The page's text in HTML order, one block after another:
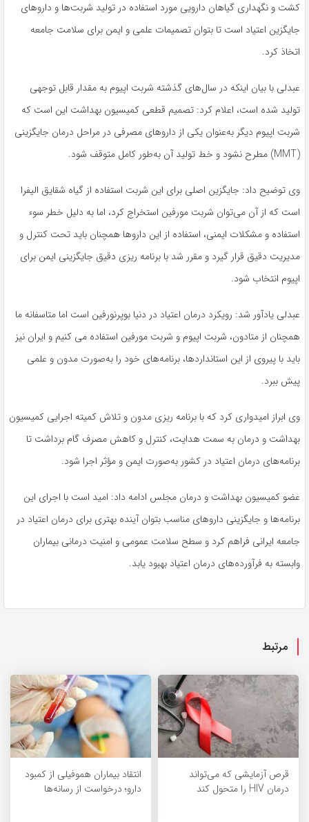
کشت و نگهداری گیاهان دارویی مورد استفاده در تولید شربت‌ها و داروهای
جایگزین اعتیاد است تا بتوان تصمیمات علمی و ایمن برای سلامت جامعه
اتخاذ کرد.
عبدلی با بیان اینکه در سال‌های گذشته شربت اپیوم به مقدار قابل توجهی
تولید شده است، اعلام کرد: تصمیم قطعی کمیسیون بهداشت این است که
شربت اپیوم دیگر به‌عنوان یکی از داروهای مصرفی در مراحل درمان جایگزینی
(MMT) مطرح نشود و خط تولید آن به‌طور کامل متوقف شود.
وی توضیح داد: جایگزین اصلی برای این شربت استفاده از گیاه شقایق الیفرا
است که از آن می‌توان شربت مورفین استخراج کرد، اما به دلیل خطر سوء
استفاده و مشکلات ایمنی، استفاده از این داروها همچنان باید تحت کنترل و
مدیریت دقیق قرار گیرد و مقرر شد با برنامه ریزی دقیق جایگزینی ایمن برای
اپیوم انتخاب شود.
عبدلی یادآور شد: رویکرد درمان اعتیاد در دنیا بوپرنورفین است اما متاسفانه ما
همچنان از متادون، شربت اپیوم و شربت مورفین استفاده می کنیم و ایران نیز
باید با پیروی از این استانداردها، برنامه‌های خود را به‌صورت مدون و علمی
پیش ببرد.
وی ابراز امیدواری کرد که با برنامه ریزی مدون و تلاش کمیته اجرایی کمیسیون
بهداشت و درمان به سمت هدایت، کنترل و کاهش مصرف گام برداشت تا
برنامه‌های درمان اعتیاد در کشور به‌صورت ایمن و مؤثر اجرا شود.
عضو کمیسیون بهداشت و درمان مجلس ادامه داد: امید است با اجرای این
برنامه‌ها و جایگزینی داروهای مناسب بتوان آینده بهتری برای درمان اعتیاد در
جامعه ایرانی فراهم کرد و سطح سلامت عمومی و امنیت درمانی بیماران
وابسته به فرآورده‌های درمان اعتیاد بهبود یابد.
مرتبط
قرص آزمایشی که می‌تواند
درمان HIV را متحول کند
انتقاد بیماران هموفیلی از کمبود
دارو؛ درخواست از رسانه‌ها